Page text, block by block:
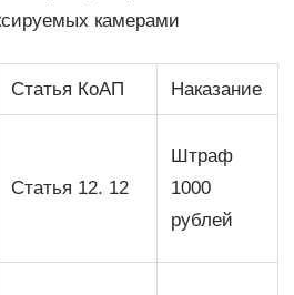
камерами
Статья КоАП Наказание
Статья 12. 12
Штраф
1000
рублей